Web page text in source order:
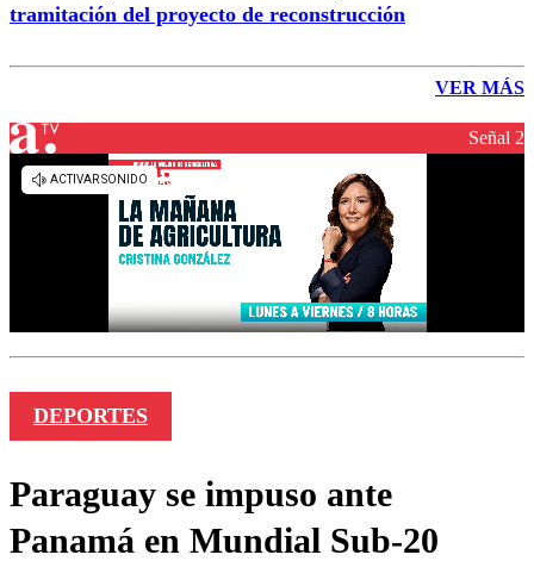
tramitación del proyecto de reconstrucción
VER MÁS
Señal 2
DEPORTES
Paraguay se impuso ante
Panamá en Mundial Sub-20